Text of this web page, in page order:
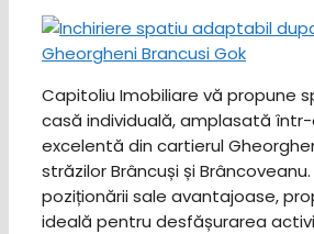
Capitoliu Imobiliare vă propune
casă individuală, amplasată
excelentă din cartierul
străzilor Brâncuși și
poziționării sale avantajoase,
ideală pentru desfășurarea